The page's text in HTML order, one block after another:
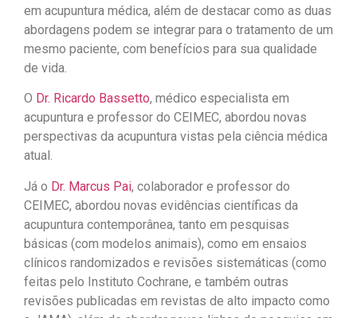
em acupuntura médica, além de destacar como as duas
abordagens podem se integrar para o tratamento de um
mesmo paciente, com benefícios para sua qualidade
de vida.
O Dr. Ricardo Bassetto, médico especialista em
acupuntura e professor do CEIMEC, abordou novas
perspectivas da acupuntura vistas pela ciência médica
atual.
Já o Dr. Marcus Pai, colaborador e professor do
CEIMEC, abordou novas evidências científicas da
acupuntura contemporânea, tanto em pesquisas
básicas (com modelos animais), como em ensaios
clínicos randomizados e revisões sistemáticas (como
feitas pelo Instituto Cochrane, e também outras
revisões publicadas em revistas de alto impacto como